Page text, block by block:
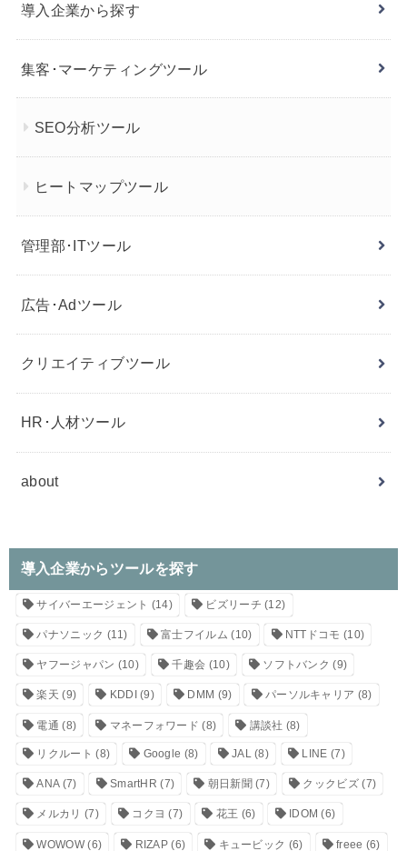
導入企業から探す
集客･マーケティングツール
SEO分析ツール
ヒートマップツール
管理部･ITツール
広告･Adツール
クリエイティブツール
HR･人材ツール
about
導入企業からツールを探す
サイバーエージェント (14) ビズリーチ (12)
パナソニック (11) 富士フイルム (10) NTTドコモ (10)
ヤフージャパン (10) 千趣会 (10) ソフトバンク (9)
楽天 (9) KDDI (9) DMM (9) パーソルキャリア (8)
電通 (8) マネーフォワード (8) 講談社 (8)
リクルート (8) Google (8) JAL(8) LINE (7)
ANA(7) SmartHR (7) 朝日新聞 (7) クックビズ(7)
メルカリ (7) コクヨ (7) 花王 (6) IDOM (6)
WOWOW(6) RIZAP (6) キュービック (6) freee (6)